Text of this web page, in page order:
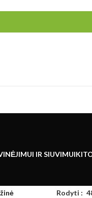
IR SIUVIMUI
Rodyti